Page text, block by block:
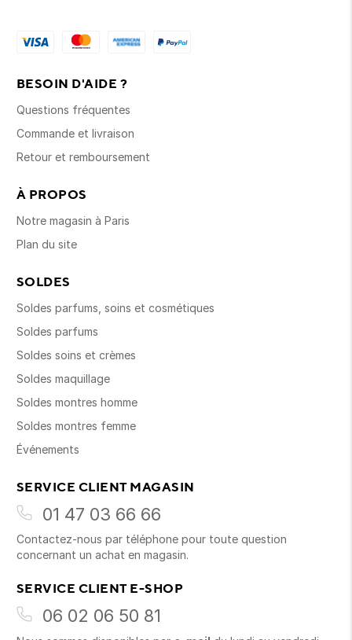
BESOIN D'AIDE ?
Questions fréquentes
Commande et livraison
Retour et remboursement
À PROPOS
Notre magasin à Paris
Plan du site
SOLDES
Soldes parfums, soins et cosmétiques
Soldes parfums
Soldes soins et crèmes
Soldes maquillage
Soldes montres homme
Soldes montres femme
Événements
SERVICE CLIENT MAGASIN
01 47 03 66 66
Contactez-nous par téléphone pour toute question
concernant un achat en magasin.
SERVICE CLIENT E-SHOP
06 02 06 50 81